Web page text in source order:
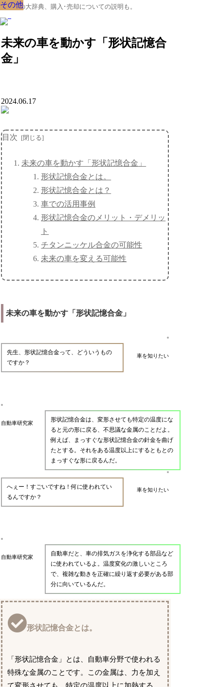
クルマの大辞典、購入･売却についての説明も。
未来の車を動かす「形状記憶合
金」
その他
2024.06.17
目次
未来の車を動かす「形状記憶合金」
形状記憶合金とは。
形状記憶合金とは？
車での活用事例
形状記憶合金のメリット・デメリッ
ト
チタンニッケル合金の可能性
未来の車を変える可能性
未来の車を動かす「形状記憶合金」
車を知りたい
先生、形状記憶合金って、どういうもの
ですか？
自動車研究家
形状記憶合金は、変形させても特定の温度にな
ると元の形に戻る、不思議な金属のことだよ。
例えば、まっすぐな形状記憶合金の針金を曲げ
たとする。それをある温度以上にするともとの
まっすぐな形に戻るんだ。
車を知りたい
へぇー！すごいですね！何に使われてい
るんですか？
自動車研究家
自動車だと、車の排気ガスを浄化する部品など
に使われているよ。温度変化の激しいところ
で、複雑な動きを正確に繰り返す必要がある部
分に向いているんだ。
形状記憶合金とは。
「形状記憶合金」とは、自動車分野で使われる
特殊な金属のことです。この金属は、力を加え
その他
その他
その他
その他
その他
その他
その他
その他